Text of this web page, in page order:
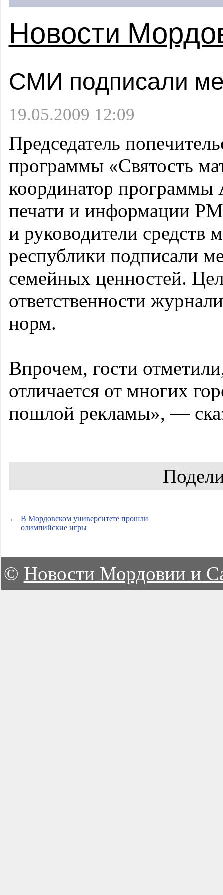
Новости
СМИ подписали
19.05.2009 12:09
Председатель
программы «Святость
координатор
печати и информации
и руководители средств
республики подписали
семейных ценностей.
ответственности
норм.
Впрочем, гости
отличается от многих
пошлой рекламы», —
←
В Мордовском университете прошли
олимпийские игры
© Новости Мордовии и